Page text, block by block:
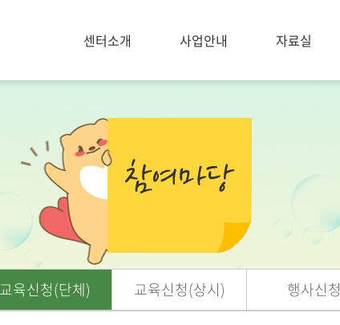
센터소개 사업안내 자료실
육신청(단체) 교육신청(상시) 행사신청